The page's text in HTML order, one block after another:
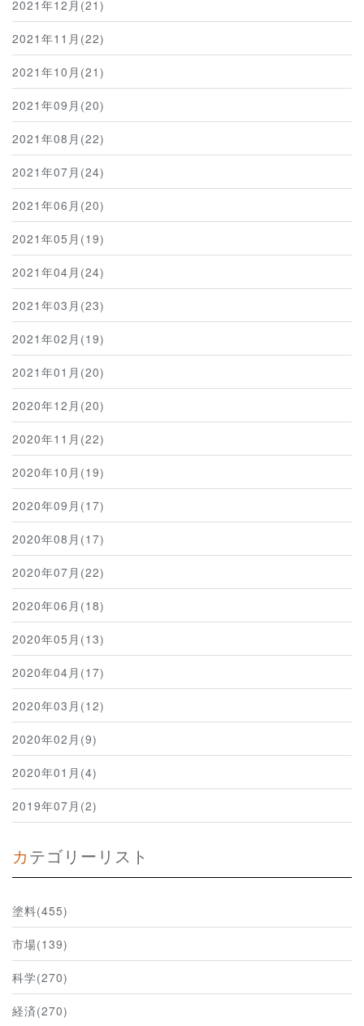
2021年12月(21)
2021年11月(22)
2021年10月(21)
2021年09月(20)
2021年08月(22)
2021年07月(24)
2021年06月(20)
2021年05月(19)
2021年04月(24)
2021年03月(23)
2021年02月(19)
2021年01月(20)
2020年12月(20)
2020年11月(22)
2020年10月(19)
2020年09月(17)
2020年08月(17)
2020年07月(22)
2020年06月(18)
2020年05月(13)
2020年04月(17)
2020年03月(12)
2020年02月(9)
2020年01月(4)
2019年07月(2)
カテゴリーリスト
塗料(455)
市場(139)
科学(270)
経済(270)